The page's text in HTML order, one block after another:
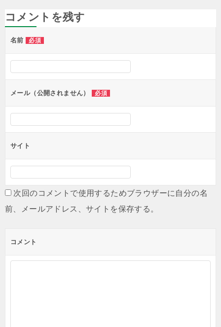
ナ
ビ
ゲ
ー
ョ
ン
コメントを残す
名前 必須
メール（公開されません） 必須
サイト
次回のコメントで使用するためブラウザーに自分の名
前、メールアドレス、サイトを保存する。
コメント